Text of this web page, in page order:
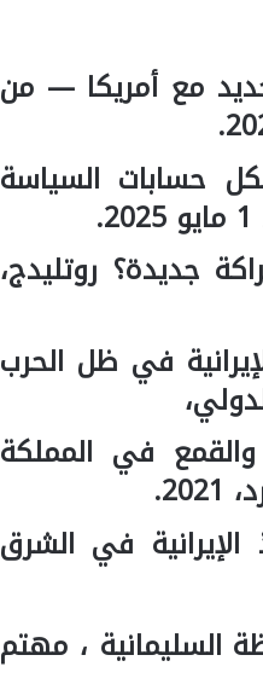
مع أمريكا — من
تشكل حسابات السياسة
جديدة؟ روتليدج،
في ظل الحرب
والقمع في المملكة
في الشرق
السليمانية ، مهتم